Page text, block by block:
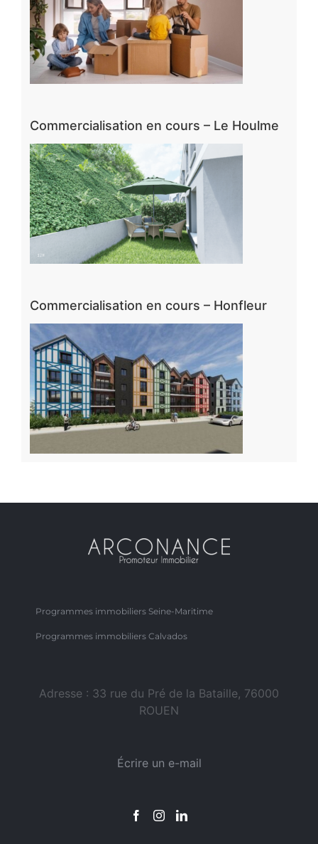
Commercialisation en cours – Le Houlme
Commercialisation en cours – Honfleur
Programmes immobiliers Seine-Maritime
Programmes immobiliers Calvados
Adresse : 33 rue du Pré de la Bataille, 76000
ROUEN
Écrire un e-mail